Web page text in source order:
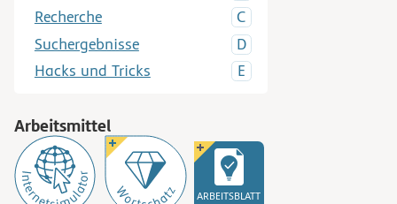
Recherche
Suchergebnisse
Hacks und Tricks
Arbeitsmittel
ARBEITSBLATT